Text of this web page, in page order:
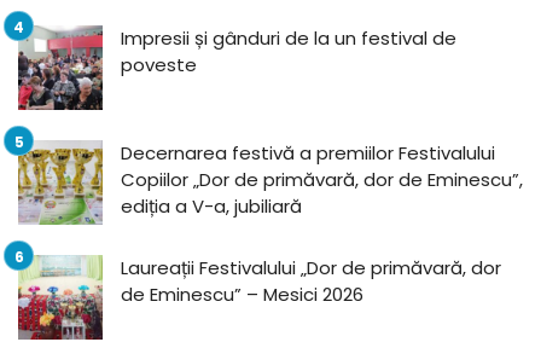
Impresii și gânduri de la un festival de
poveste
Decernarea festivă a premiilor Festivalului
Copiilor „Dor de primăvară, dor de Eminescu”,
ediția a V-a, jubiliară
Laureații Festivalului „Dor de primăvară, dor
de Eminescu” – Mesici 2026